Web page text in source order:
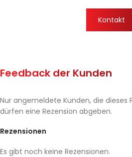
Kontakt
Feedback der Kunden
Rezensionen
Es gibt noch keine Rezensionen.
Nur angemeldete Kunden, die dieses
dürfen eine Rezension abgeben.